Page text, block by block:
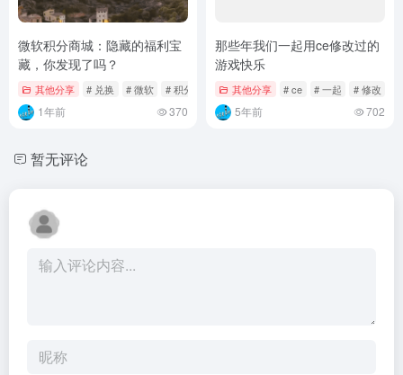
微软积分商城：隐藏的福利宝
藏，你发现了吗？
其他分享 # 兑换 # 微软 # 积分
1年前 370
那些年我们一起用ce修改过的
游戏快乐
其他分享 # ce # 一起 # 修改
5年前 702
暂无评论